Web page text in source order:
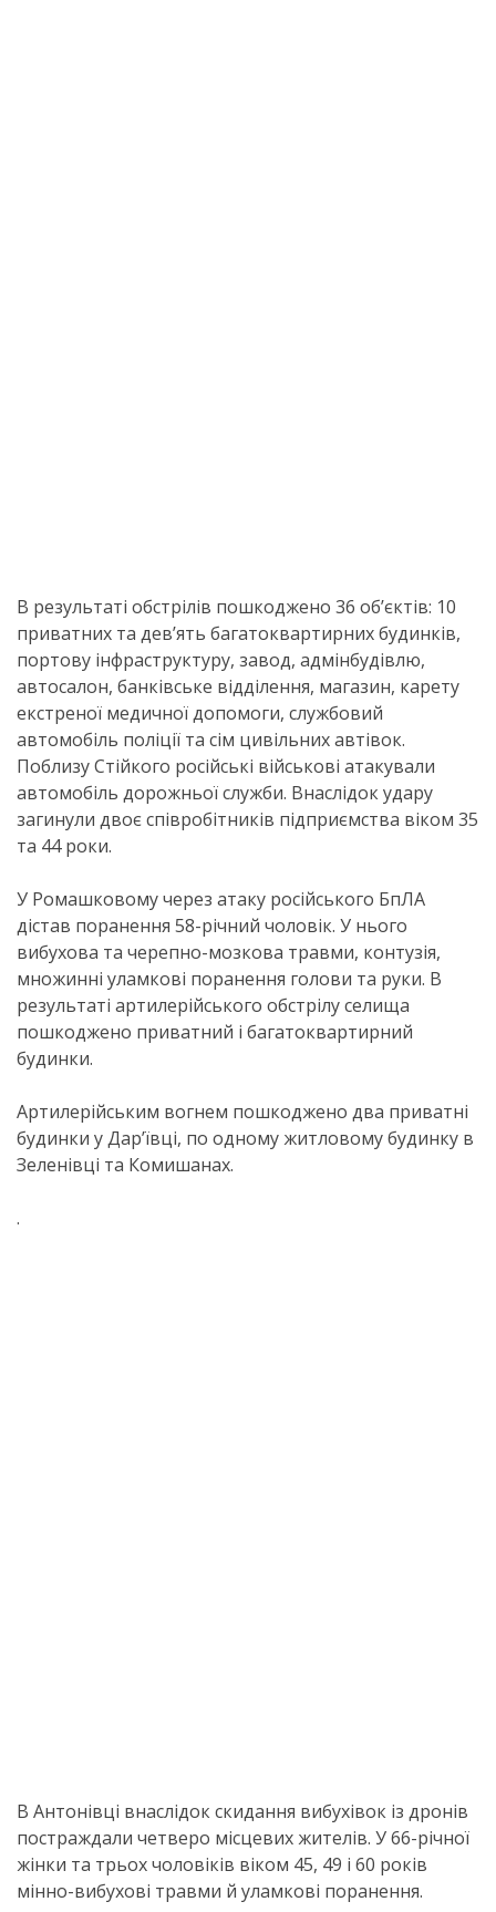
В результаті обстрілів пошкоджено 36 об’єктів: 10
приватних та дев’ять багатоквартирних будинків,
портову інфраструктуру, завод, адмінбудівлю,
автосалон, банківське відділення, магазин, карету
екстреної медичної допомоги, службовий
автомобіль поліції та сім цивільних автівок.
Поблизу Стійкого російські військові атакували
автомобіль дорожньої служби. Внаслідок удару
загинули двоє співробітників підприємства віком 35
та 44 роки.
У Ромашковому через атаку російського БпЛА
дістав поранення 58-річний чоловік. У нього
вибухова та черепно-мозкова травми, контузія,
множинні уламкові поранення голови та руки. В
результаті артилерійського обстрілу селища
пошкоджено приватний і багатоквартирний
будинки.
Артилерійським вогнем пошкоджено два приватні
будинки у Дар’ївці, по одному житловому будинку в
Зеленівці та Комишанах.
.
В Антонівці внаслідок скидання вибухівок із дронів
постраждали четверо місцевих жителів. У 66-річної
жінки та трьох чоловіків віком 45, 49 і 60 років
мінно-вибухові травми й уламкові поранення.